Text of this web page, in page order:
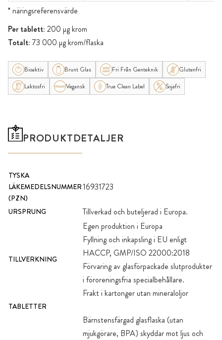
* näringsreferensvärde
Per tablett: 200 µg krom
Totalt: 73 000 µg krom/flaska
Bioaktiv Brunt Glas Fri Från Genteknik
Glutenfri
Laktosfri
Vegansk True Clean Label Sojafri
PRODUKTDETALJER
TYSKA
LÄKEMEDELSNUMMER
(PZN)
16931723
URSPRUNG Tillverkad och buteljerad i Europa.
TILLVERKNING
Egen produktion i Europa
Fyllning och inkapsling i EU enligt
HACCP, GMP/ISO 22000:2018
Förvaring av glasförpackade slutprodukter
i föroreningsfria specialbehållare.
Frakt i kartonger utan mineraloljor
TABLETTER
Bärnstensfärgad glasflaska (utan
mjukgörare, BPA) skyddar mot ljus och